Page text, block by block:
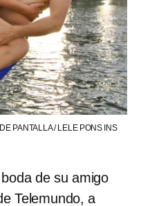
PANTALLA / LELE PONS INS
de su amigo
Telemundo, a